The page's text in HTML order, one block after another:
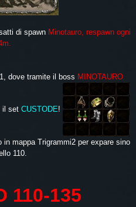
di spawn Minotauro, respawn ogni
dove tramite il boss MINOTAURO
il set CUSTODE!
mappa Trigrammi2 per expare sino
110.
110-135